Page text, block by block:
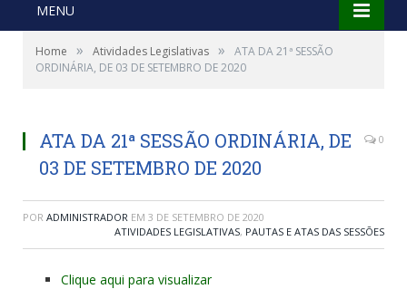
MENU
Home » Atividades Legislativas »
ATA DA 21ª SESSÃO
ORDINÁRIA, DE 03 DE SETEMBRO DE 2020
ATA DA 21ª SESSÃO ORDINÁRIA, DE
03 DE SETEMBRO DE 2020
0
POR ADMINISTRADOR EM 3 DE SETEMBRO DE 2020
ATIVIDADES LEGISLATIVAS, PAUTAS E ATAS DAS SESSÕES
Clique aqui para visualizar